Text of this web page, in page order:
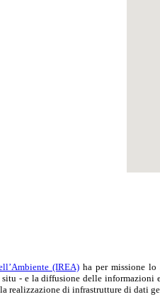
(IREA) ha per missione
- e la diffusione delle
realizzazione di infrastrutture di dati